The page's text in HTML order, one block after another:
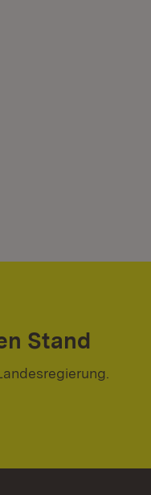
Stand